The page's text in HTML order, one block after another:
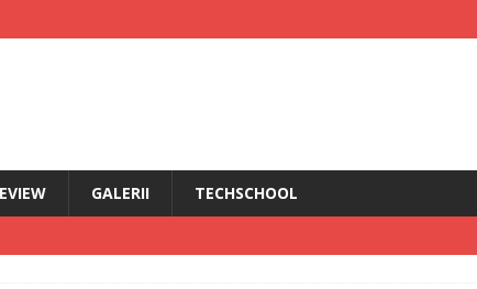
GALERII TECHSCHOOL